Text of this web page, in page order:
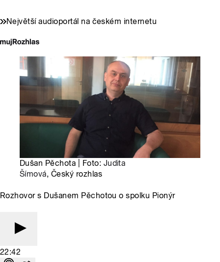
Největší audioportál na českém internetu
Dušan Pěchota | Foto: Judita
Šímová, Český rozhlas
Rozhovor s Dušanem Pěchotou o spolku Pionýr
22:42